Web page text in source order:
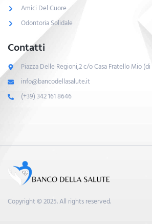
Amici Del Cuore
Odontoria Solidale
Contatti
Piazza Delle Regioni,2 c/o Casa Fratello Mio
info@bancodellasalute.it
(+39) 342 161 8646
Copyright © 2025. All rights reserved.